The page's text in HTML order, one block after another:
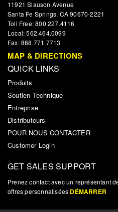
11921 Slauson Avenue
Santa Fe Springs, CA 90670-2221
Toll Free: 800.227.4116
Local: 562.464.0099
Fax: 888.771.7713
MAP & DIRECTIONS
QUICK LINKS
Produits
Soutien Technique
Entreprise
Distributeurs
POUR NOUS CONTACTER
Customer Login
GET SALES SUPPORT
Prenez contact avec un représentant
offres personnalisées.DÉMARRER